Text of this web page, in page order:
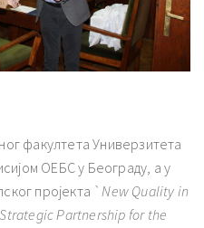
факултета Универзитета
ОЕБС у Београду, а у
пројекта `New Quality in
Partnership for the